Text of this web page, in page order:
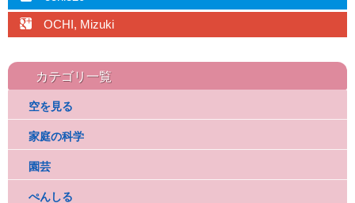
googleplus OCHI, Mizuki
カテゴリ一覧
空を見る
家庭の科学
園芸
ぺんしる